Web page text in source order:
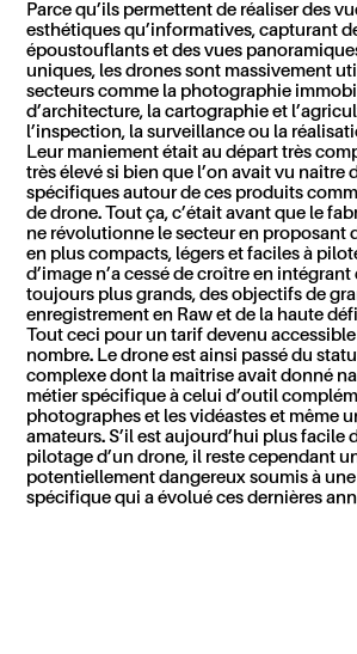
Parce qu’ils permettent de réaliser des
esthétiques qu’informatives, capturant
époustouflants et des vues
uniques, les drones sont massivement
secteurs comme la photographie
d’architecture, la cartographie et
l’inspection, la surveillance ou la
Leur maniement était au départ très
très élevé si bien que l’on avait vu naître
spécifiques autour de ces produits
de drone. Tout ça, c’était avant que le
ne révolutionne le secteur en proposant
en plus compacts, légers et faciles à
d’image n’a cessé de croître en
toujours plus grands, des objectifs de
enregistrement en Raw et de la haute
Tout ceci pour un tarif devenu
nombre. Le drone est ainsi passé du
complexe dont la maîtrise avait donné
métier spécifique à celui d’outil
photographes et les vidéastes et même
amateurs. S’il est aujourd’hui plus facile
pilotage d’un drone, il reste cependant
potentiellement dangereux soumis à
spécifique qui a évolué ces dernières